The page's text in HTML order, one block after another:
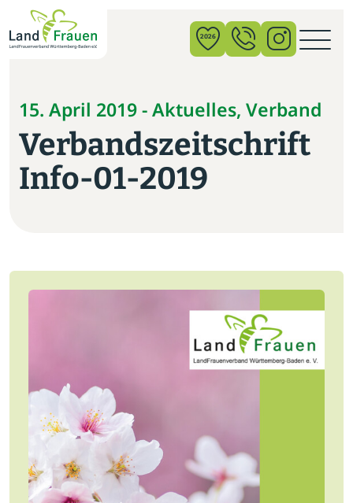
2026
15. April 2019 - Aktuelles, Verband
Verbandszeitschrift
Info-01-2019
×
News
Verband
Politik
Vor Ort
Newsletter
Presse
Intern